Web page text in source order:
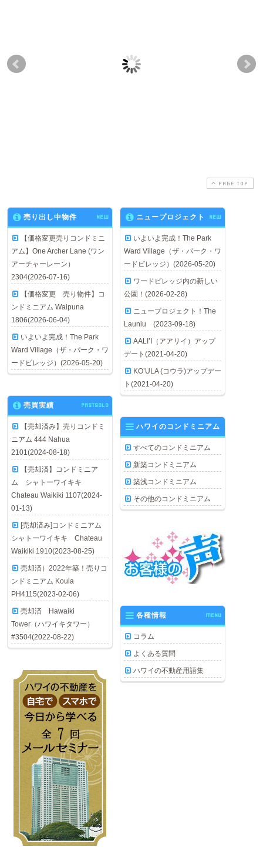
不動産購入後の維持管
内覧のタイミングにつ
ハ
PAGE TOP
売り出し中物件 NEW
【価格変更売りコンドミニ
アム】One Archer Lane (ワン
アーチャーレーン）
2304(2026-07-16)
【価格変更 売り物件】コ
ンドミニアム Waipuna
1806(2026-06-04)
いよいよ完成！The Park
Ward Village（ザ・パーク・ワ
ードビレッジ）(2026-05-20)
ニュープロジェクト NEW
いよいよ完成！The Park
Ward Village（ザ・パーク・ワ
ードビレッジ）(2026-05-20)
ワードビレッジ内の新しい
公園！(2026-02-28)
ニュープロジェクト！The
Launiu (2023-09-18)
AALI’I（アアリイ）アップ
デート(2021-04-20)
KO’ULA (コウラ)アップデー
ト(2021-04-20)
売買実績 PASTSOLD
【売却済み】売りコンドミ
ニアム 444 Nahua
2101(2024-08-18)
【売却済】コンドミニア
ム シャトーワイキキ
Chateau Waikiki 1107(2024-
01-13)
[売却済み]コンドミニアム
シャトーワイキキ Chateau
Waikiki 1910(2023-08-25)
売却済）2022年築！売りコ
ンドミニアム Koula
PH4115(2023-02-06)
売却済 Hawaiki
Tower（ハワイキタワー）
#3504(2022-08-22)
ハワイのコンドミニアム
すべてのコンドミニアム
新築コンドミニアム
築浅コンドミニアム
その他のコンドミニアム
各種情報 MENU
コラム
よくある質問
ハワイの不動産用語集